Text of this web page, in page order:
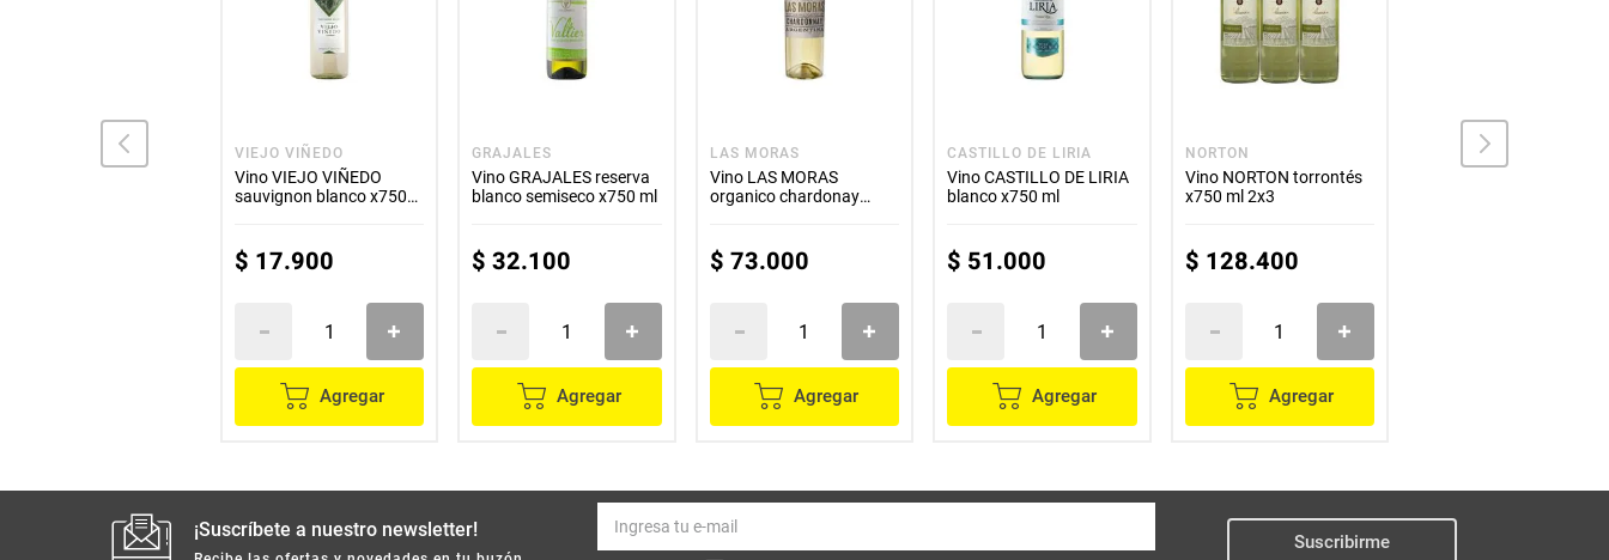
VIEJO VIÑEDO
Vino VIEJO VIÑEDO
sauvignon blanco x750
$ 17.900
Agregar
GRAJALES
Vino GRAJALES reserva
blanco semiseco x750 ml
$ 32.100
Agregar
LAS MORAS
Vino LAS MORAS
organico chardonay
$ 73.000
Agregar
CASTILLO DE LIRIA
Vino CASTILLO DE LIRIA
blanco x750 ml
$ 51.000
Agregar
NORTON
Vino NORTON torrontés
x750 ml 2x3
$ 128.400
Agregar
SANTA RITA
¡Suscríbete a nuestro newsletter!
Suscribirme